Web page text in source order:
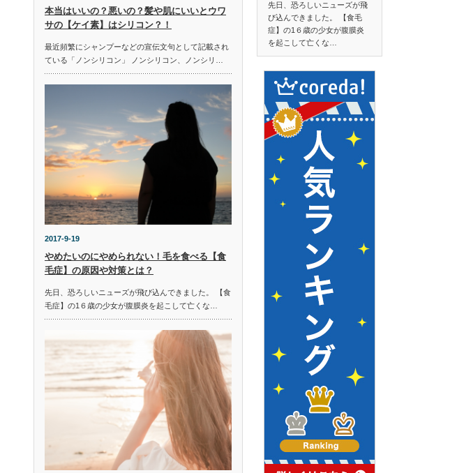
本当はいいの？悪いの？髪や肌にいいとウワ
サの【ケイ素】はシリコン？！
最近頻繁にシャンプーなどの宣伝文句として記載され
ている「ノンシリコン」 ノンシリコン、ノンシリ…
2017-9-19
やめたいのにやめられない！毛を食べる【食
毛症】の原因や対策とは？
先日、恐ろしいニューズが飛び込んできました。 【食
毛症】の1６歳の少女が腹膜炎を起こして亡くな…
先日、恐ろしいニューズが飛
び込んできました。 【食毛
症】の1６歳の少女が腹膜炎
を起こして亡くな…